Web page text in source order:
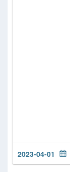
2023-04-01